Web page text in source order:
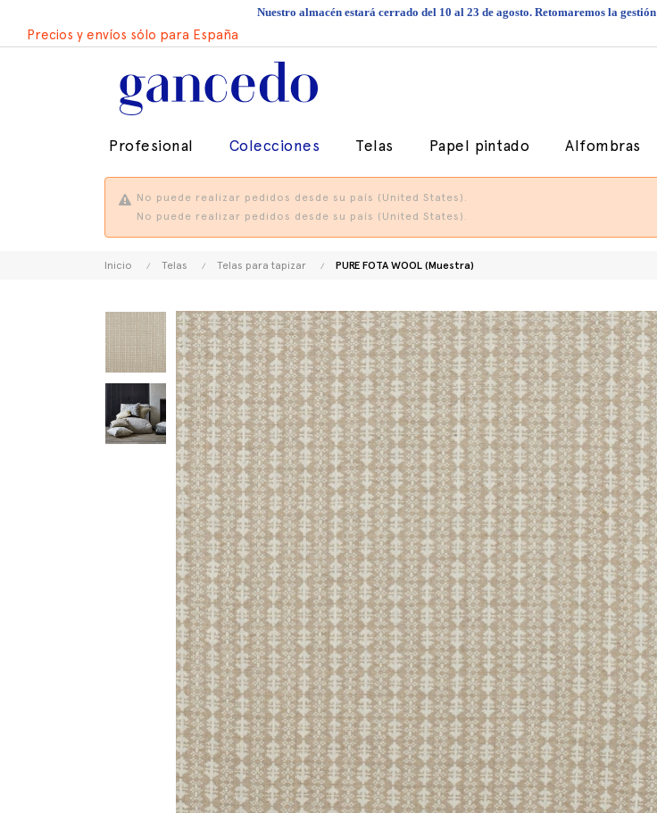
Nuestro almacén estará cerrado del 10 al 23 de agosto. Retomaremos la
Precios y envíos sólo para España
Profesional Colecciones Telas Papel pintado Alfombras
No puede realizar pedidos desde su país (United States).
No puede realizar pedidos desde su país (United States).
Inicio Telas Telas para tapizar PURE FOTA WOOL (Muestra)